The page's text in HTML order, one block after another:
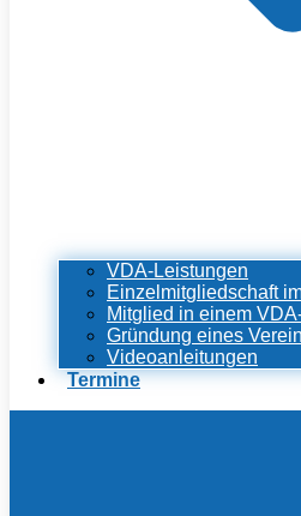
VDA-Leistungen
Einzelmitgliedschaft
Mitglied in einem
Gründung eines
Videoanleitungen
Termine